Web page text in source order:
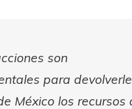
son
para
México los recursos